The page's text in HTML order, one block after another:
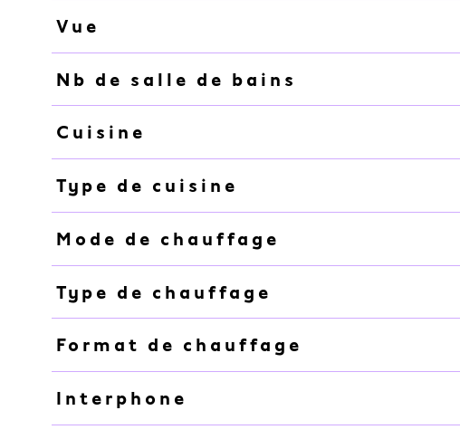
Vue
Nb de salle de bains
Cuisine
Type de cuisine
Mode de chauffage
Type de chauffage
Format de chauffage
Interphone